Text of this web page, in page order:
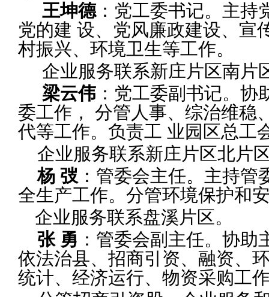
王坤德：党工委书记。主持
党的建 设、党风廉政建设、宣
村振兴、环境卫生等工作。
企业服务联系新庄片区南片
梁云伟 ：党工委副书记。
委工作， 分管人事、综治维稳
代等工作。负责工 业园区总工
企业服务联系新庄片区北片
杨 弢：管委会主任。主持管
全生产工作。 分管环境保护和
企业服务联系盘溪片区。
张 勇 ：管委会副主任。协
依法治县、招商引资、融资、
统计、经济运行、物资采购工